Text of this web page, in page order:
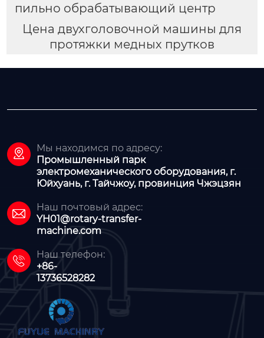
пильно обрабатывающий центр
Цена двухголовочной машины для
протяжки медных прутков

Мы находимся по адресу:
Промышленный парк
электромеханического оборудования, г.
Юйхуань, г. Тайчжоу, провинция Чжэцзян

Наш почтовый адрес:
YH01@rotary-transfer-
machine.com

Наш телефон:
+86-
13736528282